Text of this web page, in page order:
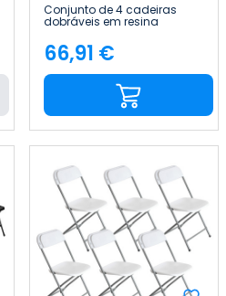
Conjunto de 4 cadeiras
dobráveis em resina
7house
Preço
66,91 €